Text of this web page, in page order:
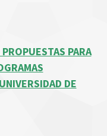
PARA
DE